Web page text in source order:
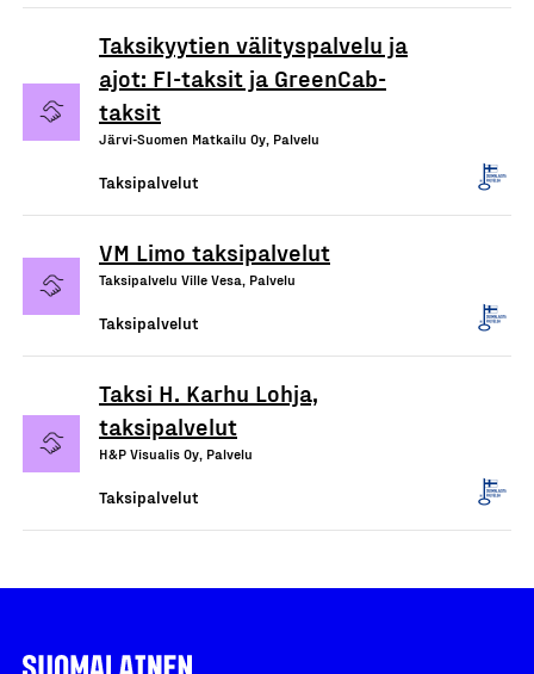
Taksikyytien välityspalvelu ja
ajot: FI-taksit ja GreenCab-
taksit
Järvi-Suomen Matkailu Oy, Palvelu
Taksipalvelut
VM Limo taksipalvelut
Taksipalvelu Ville Vesa, Palvelu
Taksipalvelut
Taksi H. Karhu Lohja,
taksipalvelut
H&P Visualis Oy, Palvelu
Taksipalvelut